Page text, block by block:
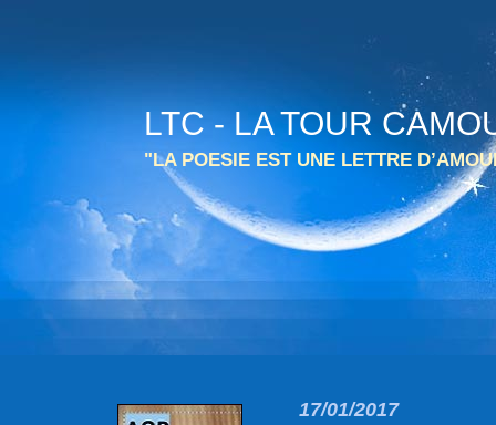
LTC - LA TOUR
"LA POESIE EST UNE LETTRE
17/01/2017